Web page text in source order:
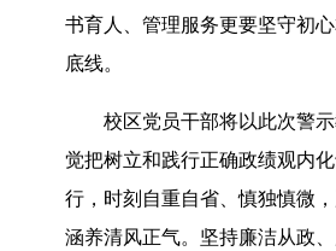
书育人、管理服务更要坚守初
底线。
校区党员干部将以此次警
觉把树立和践行正确政绩观内
行，时刻自重自省、慎独慎微，
涵养清风正气。坚持廉洁从政